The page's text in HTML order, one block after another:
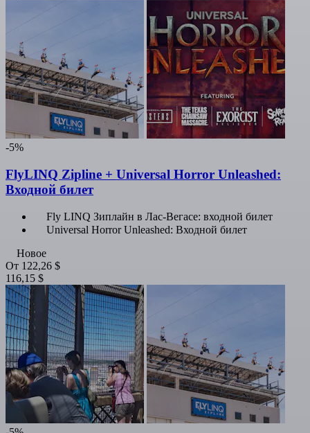
-5%
FlyLINQ Zipline + Universal Horror Unleashed:
Входной билет
Fly LINQ Зиплайн в Лас-Вегасе: входной билет
Universal Horror Unleashed: Входной билет
Новое
От 122,26 $
116,15 $